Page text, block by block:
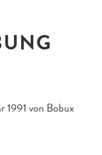
1991 von Bobux